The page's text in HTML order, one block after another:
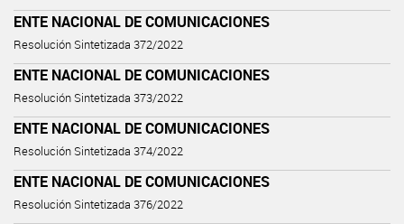
ENTE NACIONAL DE COMUNICACIONES
Resolución Sintetizada 372/2022
ENTE NACIONAL DE COMUNICACIONES
Resolución Sintetizada 373/2022
ENTE NACIONAL DE COMUNICACIONES
Resolución Sintetizada 374/2022
ENTE NACIONAL DE COMUNICACIONES
Resolución Sintetizada 376/2022